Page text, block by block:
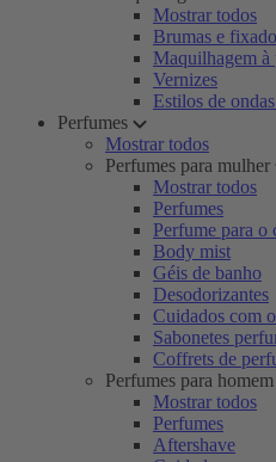
Mostrar todos
Brumas e
Maquilhagem à
Vernizes
Estilos de
Perfumes
Mostrar todos
Perfumes para mulher
Mostrar todos
Perfumes
Perfume para o
Body mist
Géis de banho
Desodorizantes
Cuidados com
Sabonetes
Coffrets de
Perfumes para homem
Mostrar todos
Perfumes
Aftershave